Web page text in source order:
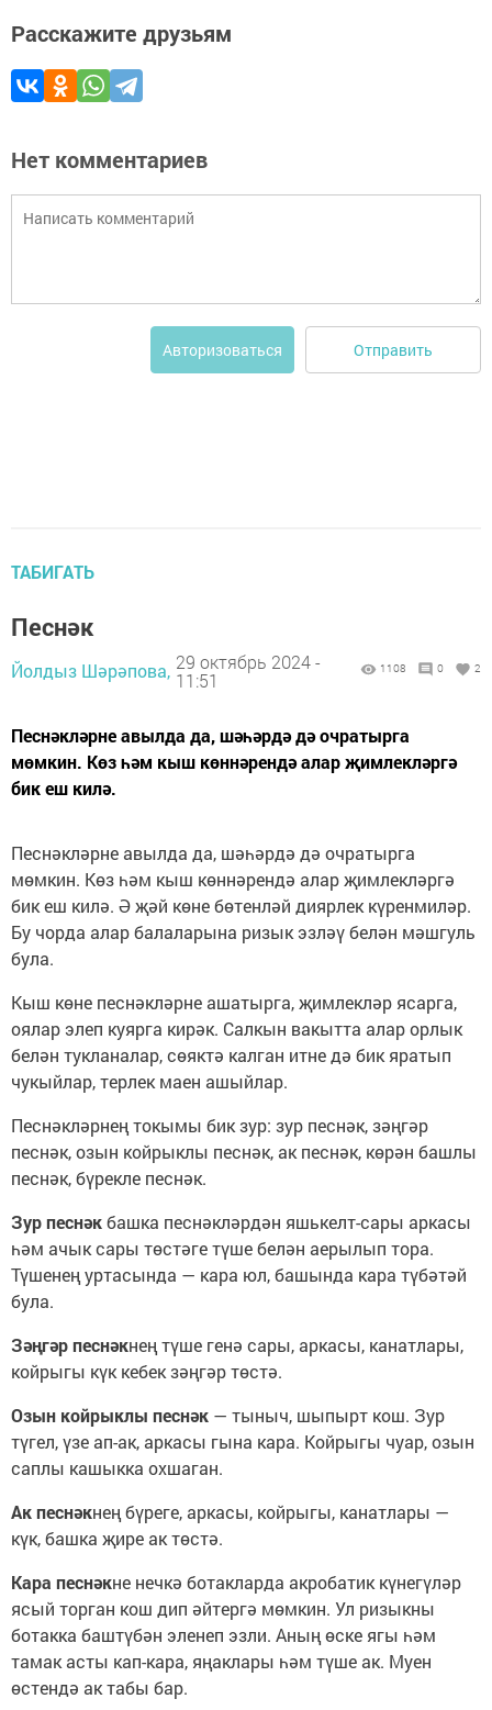
Расскажите друзьям
Нет комментариев
Авторизоваться Отправить
ТАБИГАТЬ
Песнәк
Йолдыз Шәрәпова, 29 октябрь 2024 -
11:51
1108 0 2
Песнәкләрне авылда да, шәһәрдә дә очратырга
мөмкин. Көз һәм кыш көннәрендә алар җимлекләргә
бик еш килә.
Песнәкләрне авылда да, шәһәрдә дә очратырга
мөмкин. Көз һәм кыш көннәрендә алар җимлекләргә
бик еш килә. Ә җәй көне бөтенләй диярлек күренмиләр.
Бу чорда алар балаларына ризык эзләү белән мәшгуль
була.
Кыш көне песнәкләрне ашатырга, җимлекләр ясарга,
оялар элеп куярга кирәк. Салкын вакытта алар орлык
белән тукланалар, сөяктә калган итне дә бик яратып
чукыйлар, терлек маен ашыйлар.
Песнәкләрнең токымы бик зур: зур песнәк, зәңгәр
песнәк, озын койрыклы песнәк, ак песнәк, көрән башлы
песнәк, бүрекле песнәк.
Зур песнәкбашка песнәкләрдән яшькелт-сары аркасы
һәм ачык сары төстәге түше белән аерылып тора.
Түшенең уртасында — кара юл, башында кара түбәтәй
була.
Зәңгәр песнәкнең түше генә сары, аркасы, канатлары,
койрыгы күк кебек зәңгәр төстә.
Озын койрыклы песнәк — тыныч, шыпырт кош. Зур
түгел, үзе ап-ак, аркасы гына кара. Койрыгы чуар, озын
саплы кашыкка охшаган.
Ак песнәкнең бүреге, аркасы, койрыгы, канатлары —
күк, башка җире ак төстә.
Кара песнәкне нечкә ботакларда акробатик күнегүләр
ясый торган кош дип әйтергә мөмкин. Ул ризыкны
ботакка баштүбән эленеп эзли. Аның өске ягы һәм
тамак асты кап-кара, яңаклары һәм түше ак. Муен
өстендә ак табы бар.